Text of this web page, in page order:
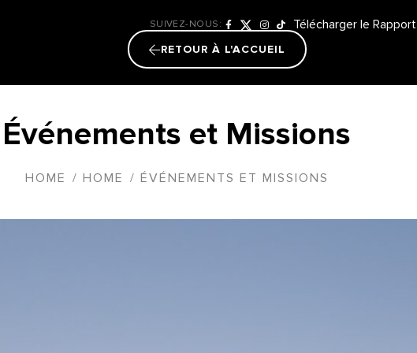
SUIVEZ-NOUS: Télécharger le Rapport
RETOUR À L'ACCUEIL
Événements et Missions
HOME / HOME / ÉVÉNEMENTS ET MISSIONS